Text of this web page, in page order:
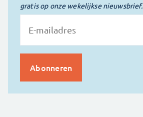
gratis op onze wekelijkse nieuwsbrief.